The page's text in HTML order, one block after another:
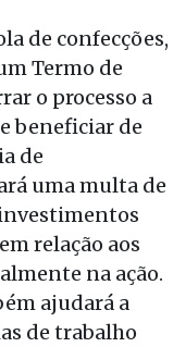
de confecções,
Termo de
o processo a
beneficiar de
de
uma multa de
relação aos
na ação.
ajudará a
de trabalho